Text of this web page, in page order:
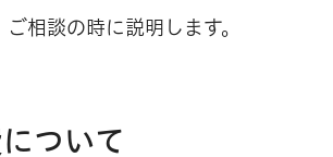
相談の時に説明します。
ついて